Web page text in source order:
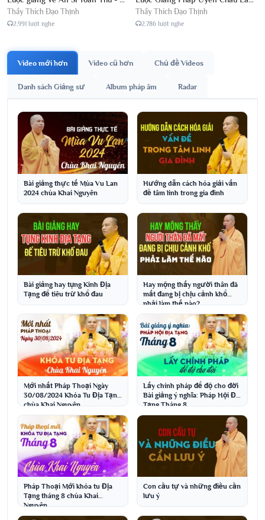
Thầy Thích Đạo Thịnh
2.991 lượt nghe
Thầy Thích Đạo Thịnh
2.786 lượt nghe
Video mới hơn Video cũ hơn Chủ đề Videos
Danh sách Giảng sư Album pháp âm Radar
Bài giảng thực tế Mùa Vu Lan
2024 chùa Khai Nguyên
Hướng dẫn cách hóa giải vấn
đề tâm linh trong gia đình
Bài giảng hay tụng Kinh Địa
Tạng để tiêu trừ khổ đau
Hay mộng thấy người thân đã
mất đang bị chịu cảnh khổ
phải làm thế nào?
Mới nhất Pháp Thoại Ngày
30/08/2024 Khóa Tu Địa Tạng
chùa Khai Nguyên
Lấy chính pháp để độ cho đời
Bài giảng ý nghĩa: Pháp Hội Địa
Tạng Tháng 8
Pháp Thoại Mới khóa tu Địa
Tạng tháng 8 chùa Khai
Nguyên
Con cầu tự và những điều cần
lưu ý